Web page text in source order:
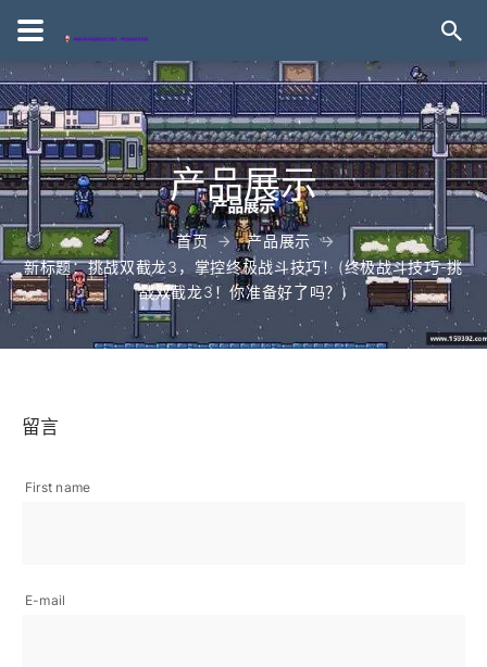
产品展示
首页
产品展示
新标题：挑战双截龙3，掌控终极战斗技巧！(终极战斗技巧-挑
战双截龙3！你准备好了吗？)
留言
First name
E-mail